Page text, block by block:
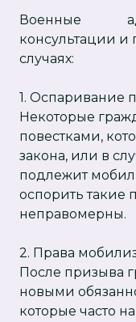
Военные
консультации и
случаях:
1. Оспаривание
Некоторые
повестками,
закона, или в
подлежит
оспорить такие
неправомерны.
2. Права
После призыва
новыми
которые часто